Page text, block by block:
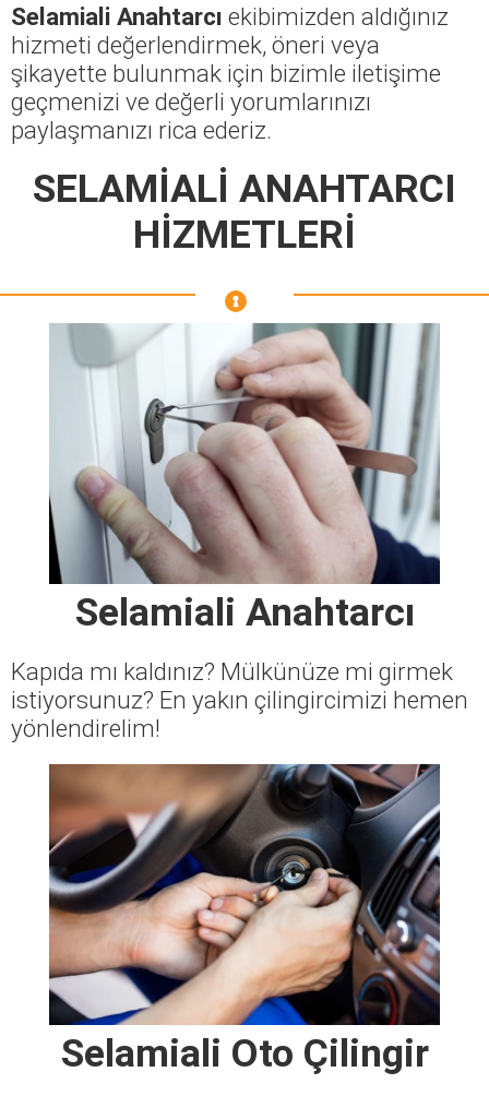
Selamiali Anahtarcı ekibimizden aldığınız
hizmeti değerlendirmek, öneri veya
şikayette bulunmak için bizimle iletişime
geçmenizi ve değerli yorumlarınızı
paylaşmanızı rica ederiz.
SELAMİALİ ANAHTARCI
HİZMETLERİ
Selamiali Anahtarcı
Kapıda mı kaldınız? Mülkünüze mi girmek
istiyorsunuz? En yakın çilingircimizi hemen
yönlendirelim!
Selamiali Oto Çilingir